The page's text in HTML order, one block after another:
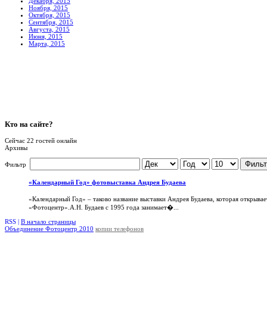
Ноября, 2015
Октября, 2015
Сентября, 2015
Августа, 2015
Июня, 2015
Марта, 2015
Кто на сайте?
Сейчас 22 гостей онлайн
Архивы
Фильтр
«Календарный Год» фотовыставка Андрея Будаева
«Календарный Год» – таково название выставки Андрея Будаева, которая
«Фотоцентр».А.Н. Будаев с 1995 года занимает�...
RSS | В начало страницы
Объединение Фотоцентр 2010 копии телефонов